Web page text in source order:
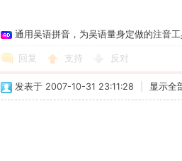
通用吴语拼音，为吴语量身定做的注音
回复 支持 反对
发表于 2007-10-31 23:11:28 显示全